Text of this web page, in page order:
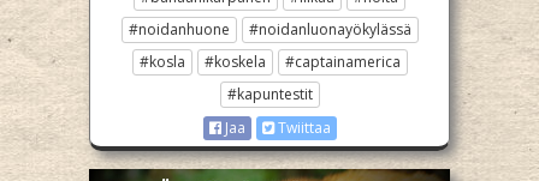
#noidanhuone
#noidanluonayökylässä
#kosla
#koskela
#captainamerica
#kapuntestit
Jaa
Twiittaa